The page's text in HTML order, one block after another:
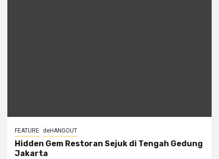
FEATURE deHANGOUT
Hidden Gem Restoran Sejuk di Tengah Gedung
Jakarta